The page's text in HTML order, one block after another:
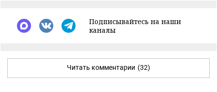
Подписывайтесь на наши
каналы
Читать комментарии (32)